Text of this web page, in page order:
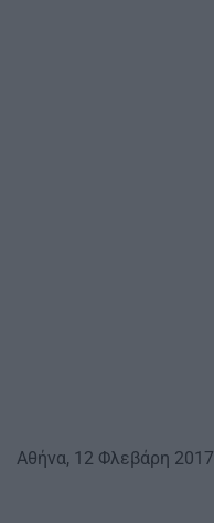
Αθήνα, 12 Φλεβάρη 2017